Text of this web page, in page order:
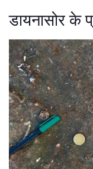
डायनासोर के